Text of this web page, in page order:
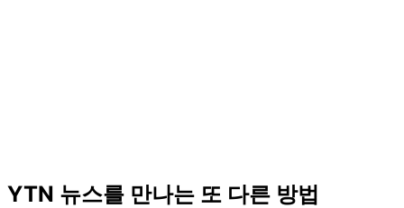
YTN 뉴스를 만나는 또 다른 방법